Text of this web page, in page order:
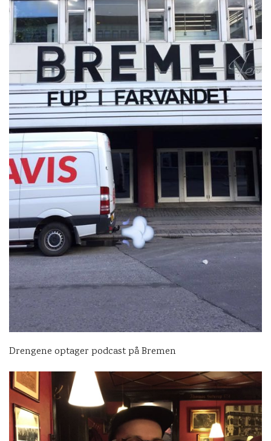
Drengene optager podcast på Bremen